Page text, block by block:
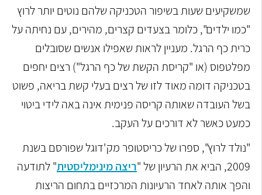
שמשקיעים שעות בשיפור הטכניקה שלהם נוטים יותר לרוץ
"כמו ילדים", כלומר בצעדים קצרים, מהירים, עם נחיתה על
כרית כף הרגל. מעניין לראות שאפילו אנשים שסובלים
מפלטפוס (או "קריסת הקשת של כף הרגל") רצים יחפים
בטכניקה דומה מאוד לזו של רצים בעלי קשת בריאה, פשוט
בשל העובדה שאותה קריסה פנימית אינה באה לידי ביטוי
כמעט כאשר לא דורכים על העקב.
"נולד לרוץ", ספרו של כריסטופר מק'דוגל שפורסם בשנת
2009, הביא את הרעיון של "
ריצה מינימליסטית" לתודעה
והפך אותה לאחד הרעיונות המרכזיים בתחום הריצות